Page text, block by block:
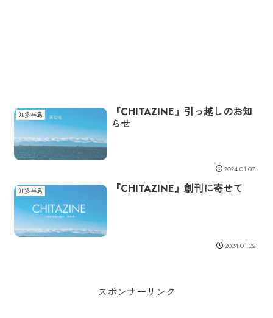
知多半島
『CHITAZINE』引っ越しのお知
らせ
2024.01.07
知多半島 『CHITAZINE』創刊に寄せて
2024.01.02
スポンサーリンク